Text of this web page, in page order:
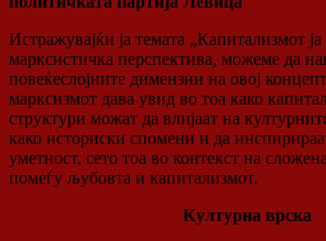
Истражувајќи ја темата „Капитализмот
марксистичка перспектива, можеме да
повеќеслојните димензии на овој
марксизмот дава увид во тоа како
структури можат да влијаат на
како историски спомени и да
уметност, сето тоа во контекст на
помеѓу љубовта и капитализмот.
Културна врска